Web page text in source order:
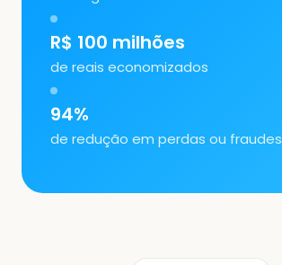
R$ 100 milhões
de reais economizados
94%
de redução em perdas ou fraudes